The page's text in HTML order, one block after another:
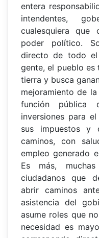
entera
intendentes,
cualesquiera que
poder político.
directo de todo el
gente, el pueblo es
tierra y busca
mejoramiento de
función
inversiones para
sus impuestos y
caminos, con
empleo generado
Es más,
ciudadanos que
abrir caminos
asistencia del
asume roles que
necesidad es